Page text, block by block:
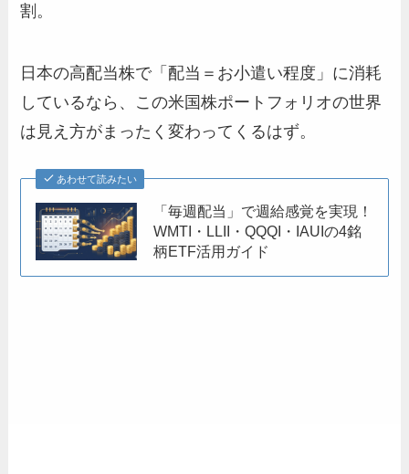
割。
日本の高配当株で「配当＝お小遣い程度」に消耗
しているなら、この米国株ポートフォリオの世界
は見え方がまったく変わってくるはず。
あわせて読みたい
「毎週配当」で週給感覚を実現！
WMTI・LLII・QQQI・IAUIの4銘
柄ETF活用ガイド